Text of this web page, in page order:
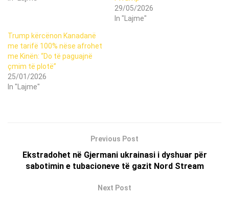
29/05/2026
In "Lajme"
Trump kërcënon Kanadanë
me tarifë 100% nëse afrohet
me Kinën: “Do të paguajnë
çmim të plotë”
25/01/2026
In "Lajme"
Previous Post
Ekstradohet në Gjermani ukrainasi i dyshuar për
sabotimin e tubacioneve të gazit Nord Stream
Next Post